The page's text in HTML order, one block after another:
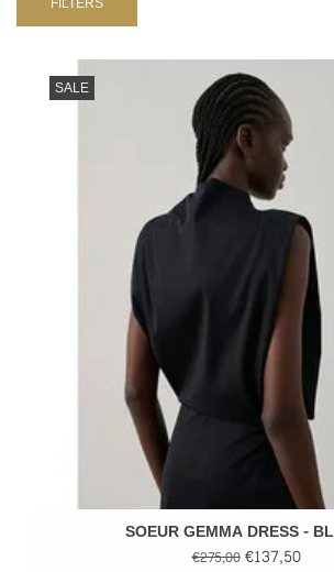
NURSERY / TABLEWARE
SALE
SOEUR GEMMA DRESS -
€275,00 €137,50